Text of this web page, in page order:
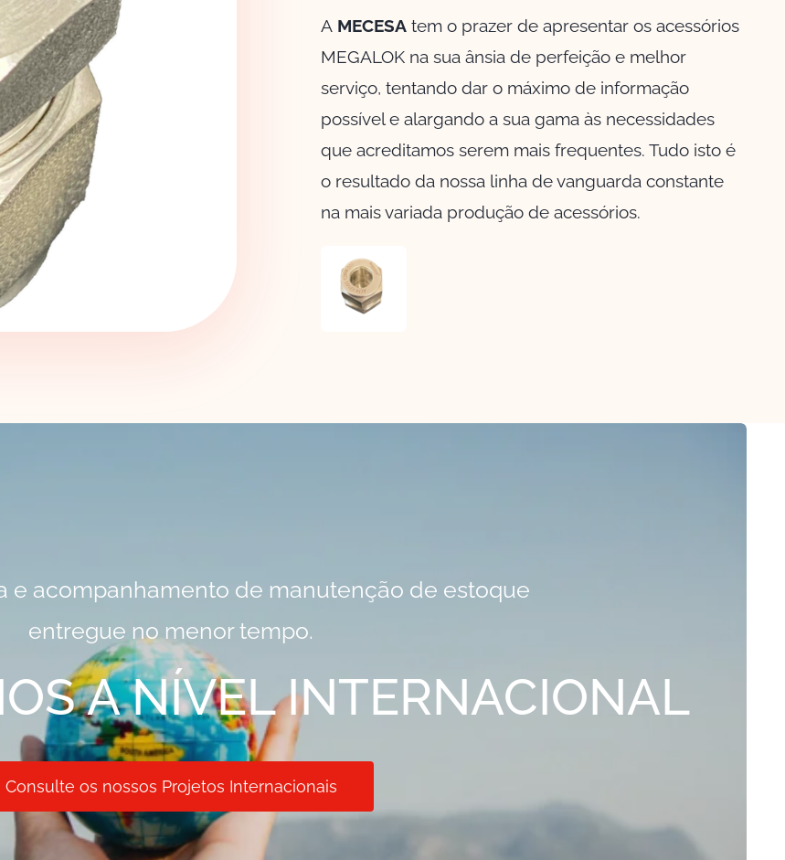
AMECESAtem o prazer de apresentar os acessórios
MEGALOK na sua ânsia de perfeição e melhor
serviço, tentando dar o máximo de informação
possível e alargando a sua gama às necessidades
que acreditamos serem mais frequentes. Tudo isto é
o resultado da nossa linha de vanguarda constante
na mais variada produção de acessórios.
e acompanhamento de manutenção de estoque
entregue no menor tempo.
A NÍVEL INTERNACIONAL
Consulte os nossos Projetos Internacionais